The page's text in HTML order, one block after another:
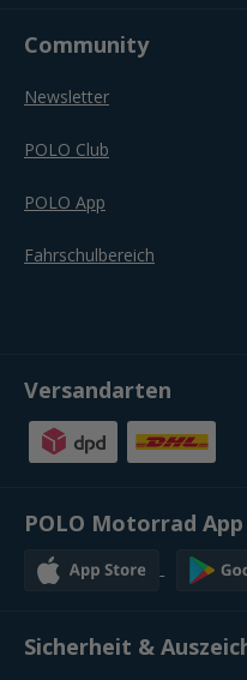
Community
Newsletter
POLO Club
POLO App
Fahrschulbereich
Versandarten
POLO Motorrad App
Sicherheit &